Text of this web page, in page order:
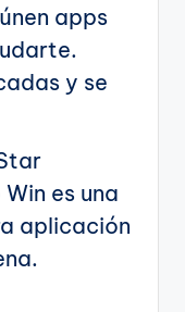
apps
y se
es una
aplicación